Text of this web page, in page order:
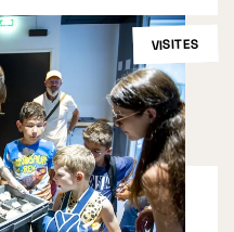
VISITES